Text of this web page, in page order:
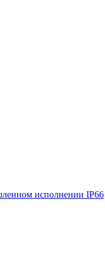
исполнении IP66